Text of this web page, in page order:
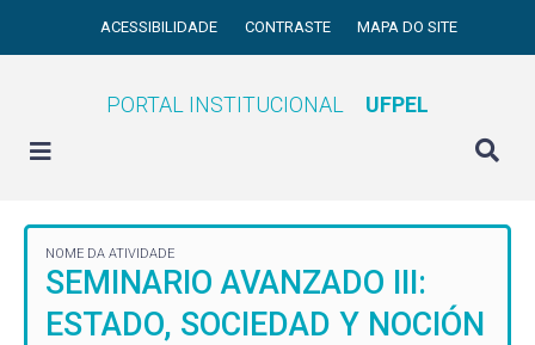
ACESSIBILIDADE CONTRASTE MAPA DO SITE
PORTAL INSTITUCIONAL UFPEL
NOME DA ATIVIDADE
SEMINARIO AVANZADO III:
ESTADO, SOCIEDAD Y NOCIÓN